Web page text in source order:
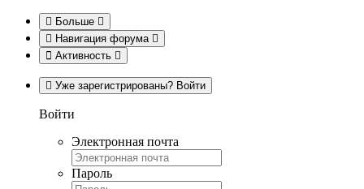
Больше
Навигация форума
Активность
Уже зарегистрированы? Войти
Войти
Электронная почта
Пароль